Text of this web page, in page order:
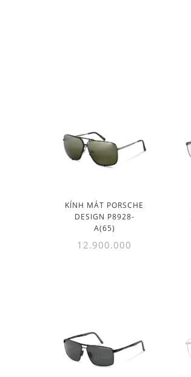
KÍNH MÁT PORSCHE
DESIGN P8928-
A(65)
12.900.000